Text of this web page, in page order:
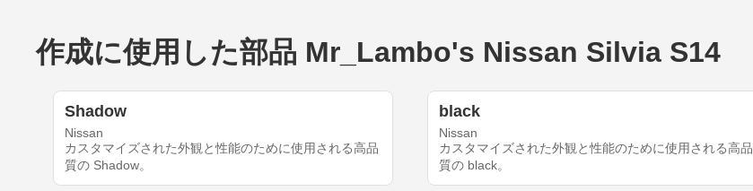
作成に使用した部品 Mr_Lambo's Nissan Silvia S14
Shadow
Nissan
カスタマイズされた外観と性能のために使用される高品
質の Shadow。
black
Nissan
カスタマイズされた外観と性能のために使用される高品
質の black。